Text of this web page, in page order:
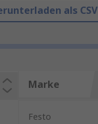
als CSV
Marke
Festo